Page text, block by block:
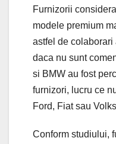
Furnizorii
modele premium
astfel de
daca nu sunt
si BMW au fost
furnizori, lucru ce
Ford, Fiat sau
Conform studiului,